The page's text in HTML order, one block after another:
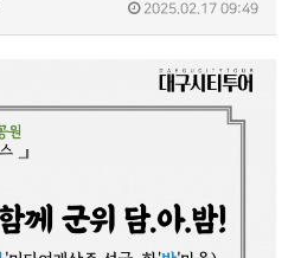
2025.02.17 09:49